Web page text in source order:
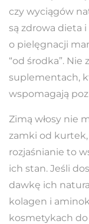
czy wyciągów
są zdrowa dieta
o pielęgnacji
“od środka”.
suplementach,
wspomagają
Zimą włosy nie
zamki od
rozjaśnianie to
ich stan. Jeśli
dawkę ich
kolagen i
kosmetykach